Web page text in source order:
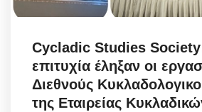
Cycladic Studies
επιτυχία έληξαν οι
Διεθνούς
της Εταιρείας